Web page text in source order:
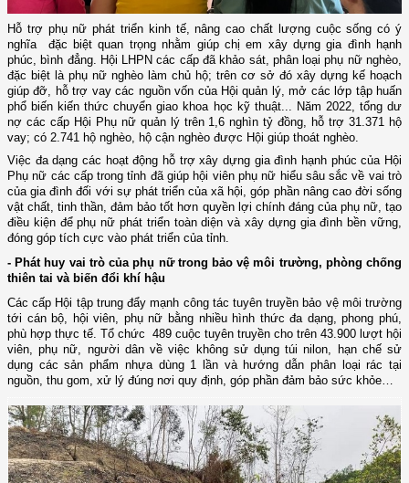
Hỗ trợ phụ nữ phát triển kinh tế, nâng cao chất lượng cuộc sống có ý
nghĩa đặc biệt quan trọng nhằm giúp chị em xây dựng gia đình hạnh
phúc, bình đẳng. Hội LHPN các cấp đã khảo sát, phân loại phụ nữ nghèo,
đặc biệt là phụ nữ nghèo làm chủ hộ; trên cơ sở đó xây dựng kế hoạch
giúp đỡ, hỗ trợ vay các nguồn vốn của Hội quản lý, mở các lớp tập huấn
phổ biến kiến thức chuyển giao khoa học kỹ thuật... Năm 2022, tổng dư
nợ các cấp Hội Phụ nữ quản lý trên 1,6 nghìn tỷ đồng, hỗ trợ 31.371 hộ
vay; có 2.741 hộ nghèo, hộ cận nghèo được Hội giúp thoát nghèo
Việc đa dạng các hoạt động hỗ trợ xây dựng gia đình hạnh phúc của Hội
Phụ nữ các cấp trong tỉnh đã giúp hội viên phụ nữ hiểu sâu sắc về vai trò
của gia đình đối với sự phát triển của xã hội, góp phần nâng cao đời sống
vật chất, tinh thần, đảm bảo tốt hơn quyền lợi chính đáng của phụ nữ, tạo
điều kiện để phụ nữ phát triển toàn diện và xây dựng gia đình bền vững,
đóng góp tích cực vào phát triển của tỉnh.
- Phát huy vai trò của phụ nữ trong bảo vệ môi trường, phòng chống
thiên tai và biến đổi khí hậu
Các cấp Hội tập trung đẩy mạnh công tác tuyên truyền bảo vệ môi trường
tới cán bộ, hội viên, phụ nữ bằng nhiều hình thức đa dạng, phong phú,
phù hợp thực tế. Tổ chức 489 cuộc tuyên truyền cho trên 43.900 lượt hội
viên, phụ nữ, người dânvề việc không sử dụng túi nilon, hạn chế sử
dụng các sản phẩm nhựa dùng 1 lần và hướng dẫn phân loại rác tại
nguồn, thu gom, xử lý đúng nơi quy định, góp phần đảm bảo sức khỏe…